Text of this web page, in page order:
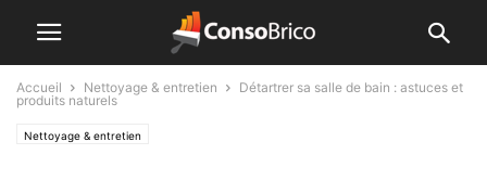
Accueil Nettoyage & entretien
Détartrer sa salle de bain : astuces et
produits naturels
Nettoyage & entretien